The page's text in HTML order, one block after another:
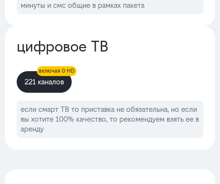
минуты и смс общие в рамках пакета
цифровое ТВ
221 каналов
включая 0 HD
если смарт ТВ то приставка не обязательна, но если
вы хотите 100% качество, то рекомендуем взять ее в
аренду